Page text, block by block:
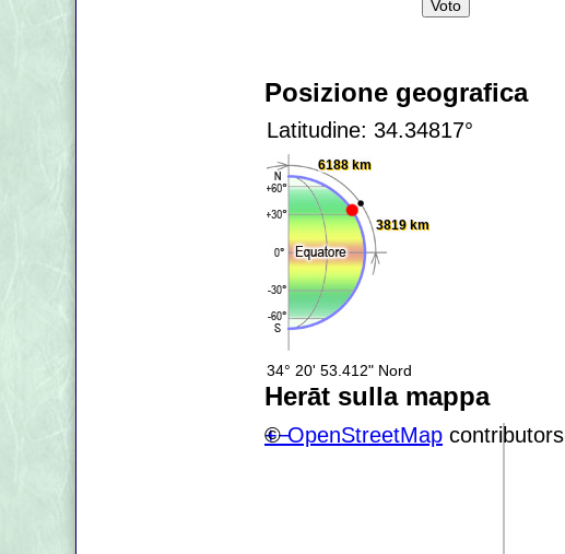
Posizione geografica
Latitudine: 34.34817°
6188 km
3819 km
34° 20' 53.412" Nord
Herāt sulla mappa
+−
©OpenStreetMap contributors